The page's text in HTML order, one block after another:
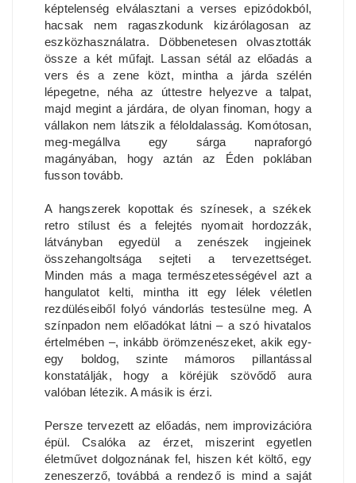
képtelenség elválasztani a verses epizódokból,
hacsak nem ragaszkodunk kizárólagosan az
eszközhasználatra. Döbbenetesen olvasztották
össze a két műfajt. Lassan sétál az előadás a
vers és a zene közt, mintha a járda szélén
lépegetne, néha az úttestre helyezve a talpat,
majd megint a járdára, de olyan finoman, hogy a
vállakon nem látszik a féloldalasság. Komótosan,
meg-megállva egy sárga napraforgó
magányában, hogy aztán az Éden poklában
fusson tovább.
A hangszerek kopottak és színesek, a székek
retro stílust és a felejtés nyomait hordozzák,
látványban egyedül a zenészek ingjeinek
összehangoltsága sejteti a tervezettséget.
Minden más a maga természetességével azt a
hangulatot kelti, mintha itt egy lélek véletlen
rezdüléseiből folyó vándorlás testesülne meg. A
színpadon nem előadókat látni – a szó hivatalos
értelmében –, inkább örömzenészeket, akik egy-
egy boldog, szinte mámoros pillantással
konstatálják, hogy a köréjük szövődő aura
valóban létezik. A másik is érzi.
Persze tervezett az előadás, nem improvizációra
épül. Csalóka az érzet, miszerint egyetlen
életművet dolgoznának fel, hiszen két költő, egy
zeneszerző, továbbá a rendező is mind a saját